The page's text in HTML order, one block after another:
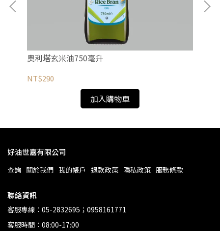
奧利塔玄米油750毫升
NT$290
加入購物車
好油世嘉有限公司
查詢 關於我們 我的帳戶 退款政策 隱私政策 服務條款
聯絡資訊
客服專線：05-2832695；0958161771
客服時間：08:00-17:00